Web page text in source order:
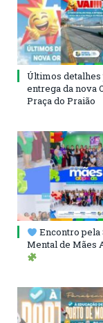
Últimos detalhes
entrega da nova
Praça do Praião
Encontro pela
Mental de Mães